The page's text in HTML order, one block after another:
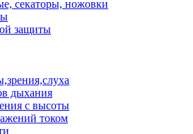
секаторы, ножовки
защиты
дыхания
с высоты
током